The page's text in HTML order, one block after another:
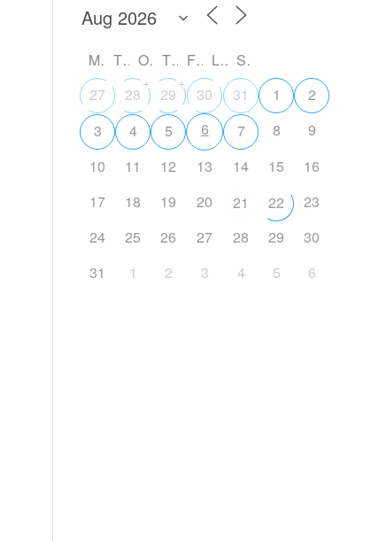
M T O T F L
S
27
28
+
29
+
30 31 1
2
3
4 5 6 7 8
9
10
11 12 13 14 15
16
17
18 19 20 21 22
23
24
25 26 27 28 29
30
31
1 2 3 4 5 6